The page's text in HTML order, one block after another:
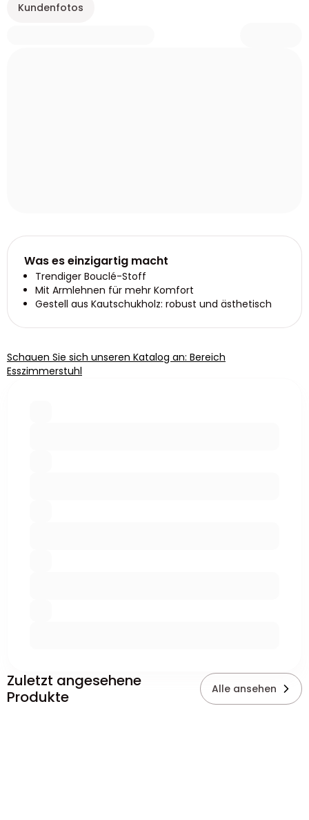
Kundenfotos
Was es einzigartig macht
Trendiger Bouclé-Stoff
Mit Armlehnen für mehr Komfort
Gestell aus Kautschukholz: robust und ästhetisch
Schauen Sie sich unseren Katalog an: Bereich
Esszimmerstuhl
Zuletzt angesehene
Produkte
Alle ansehen